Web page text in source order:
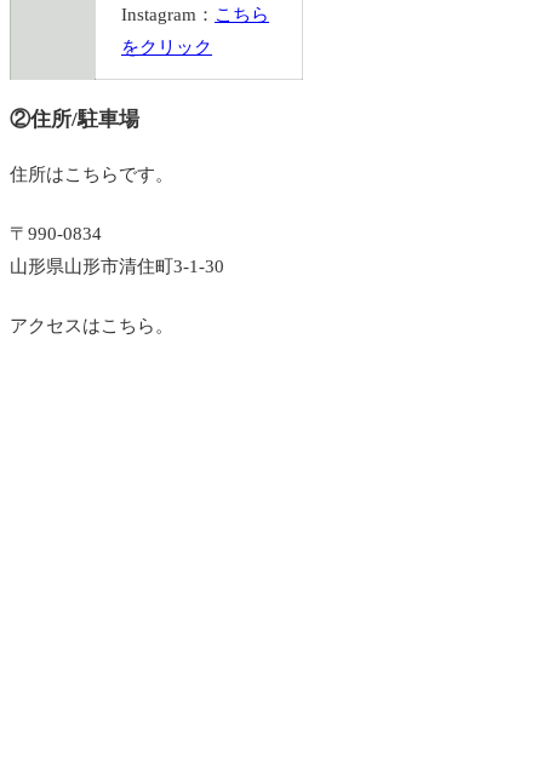
Instagram： こちら
をクリック
②住所/駐車場
住所はこちらです。
〒990-0834
山形県山形市清住町3-1-30
アクセスはこちら。